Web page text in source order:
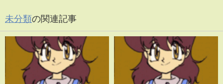
未分類の関連記事